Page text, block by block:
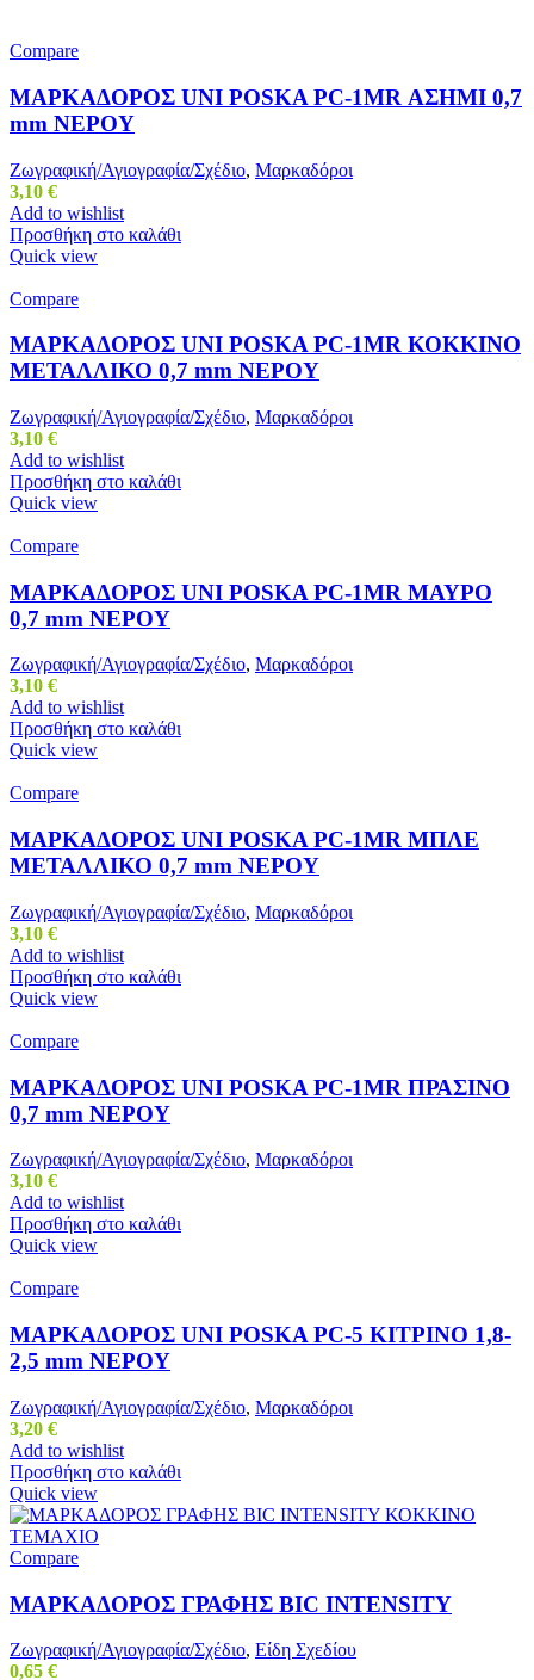
Compare
ΜΑΡΚΑΔΟΡΟΣ UNI POSKA PC-1MR ΑΣΗΜΙ 0,7
mm ΝΕΡΟΥ
Ζωγραφική/Αγιογραφία/Σχέδιο, Μαρκαδόροι
3,10 €
Add to wishlist
Προσθήκη στο καλάθι
Quick view
Compare
ΜΑΡΚΑΔΟΡΟΣ UNI POSKA PC-1MR ΚΟΚΚΙΝΟ
ΜΕΤΑΛΛΙΚΟ 0,7 mm ΝΕΡΟΥ
Ζωγραφική/Αγιογραφία/Σχέδιο, Μαρκαδόροι
3,10 €
Add to wishlist
Προσθήκη στο καλάθι
Quick view
Compare
ΜΑΡΚΑΔΟΡΟΣ UNI POSKA PC-1MR ΜΑΥΡΟ
0,7 mm ΝΕΡΟΥ
Ζωγραφική/Αγιογραφία/Σχέδιο, Μαρκαδόροι
3,10 €
Add to wishlist
Προσθήκη στο καλάθι
Quick view
Compare
ΜΑΡΚΑΔΟΡΟΣ UNI POSKA PC-1MR ΜΠΛΕ
ΜΕΤΑΛΛΙΚΟ 0,7 mm ΝΕΡΟΥ
Ζωγραφική/Αγιογραφία/Σχέδιο, Μαρκαδόροι
3,10 €
Add to wishlist
Προσθήκη στο καλάθι
Quick view
Compare
ΜΑΡΚΑΔΟΡΟΣ UNI POSKA PC-1MR ΠΡΑΣΙΝΟ
0,7 mm ΝΕΡΟΥ
Ζωγραφική/Αγιογραφία/Σχέδιο, Μαρκαδόροι
3,10 €
Add to wishlist
Προσθήκη στο καλάθι
Quick view
Compare
ΜΑΡΚΑΔΟΡΟΣ UNI POSKA PC-5 ΚΙΤΡΙΝΟ 1,8-
2,5 mm ΝΕΡΟΥ
Ζωγραφική/Αγιογραφία/Σχέδιο, Μαρκαδόροι
3,20 €
Add to wishlist
Προσθήκη στο καλάθι
Quick view
Compare
ΜΑΡΚΑΔΟΡΟΣ ΓΡΑΦΗΣ BIC INTENSITY
Ζωγραφική/Αγιογραφία/Σχέδιο, Είδη Σχεδίου
0,65 €